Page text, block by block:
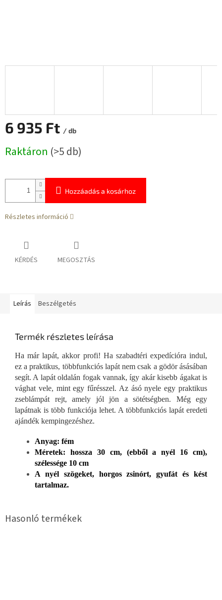
6 935 Ft / db
Raktáron (>5 db)
Hozzáadás a kosárhoz
Részletes információ
KÉRDÉS MEGOSZTÁS
Leírás Beszélgetés
Termék részletes leírása
Ha már lapát, akkor profi! Ha szabadtéri expedícióra indul,
ez a praktikus, többfunkciós lapát nem csak a gödör ásásában
segít. A lapát oldalán fogak vannak, így akár kisebb ágakat is
vághat vele, mint egy fűrésszel. Az ásó nyele egy praktikus
zseblámpát rejt, amely jól jön a sötétségben. Még egy
lapátnak is több funkciója lehet. A többfunkciós lapát eredeti
ajándék kempingezéshez.
Anyag: fém
Méretek: hossza 30 cm, (ebből a nyél 16 cm),
szélessége 10 cm
A nyél szögeket, horgos zsinórt, gyufát és kést
tartalmaz.